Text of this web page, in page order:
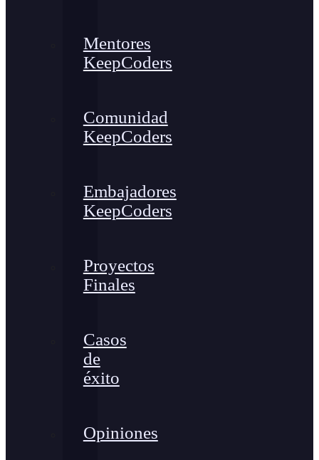
Mentores
KeepCoders
Comunidad
KeepCoders
Embajadores
KeepCoders
Proyectos
Finales
Casos
de
éxito
Opiniones